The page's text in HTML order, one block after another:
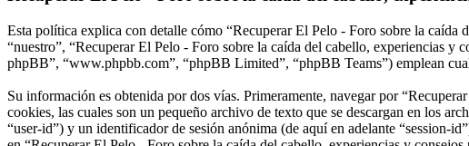
Esta política explica con detalle cómo “Recuperar El Pelo - Foro sobre la caída
“nuestro”, “Recuperar El Pelo - Foro sobre la caída del cabello, experiencias
phpBB”, “www.phpbb.com”, “phpBB Limited”, “phpBB Teams”) emplean
Su información es obtenida por dos vías. Primeramente, navegar por
cookies, las cuales son un pequeño archivo de texto que se descargan en los
“user-id”) y un identificador de sesión anónima (de aquí en adelante “session-